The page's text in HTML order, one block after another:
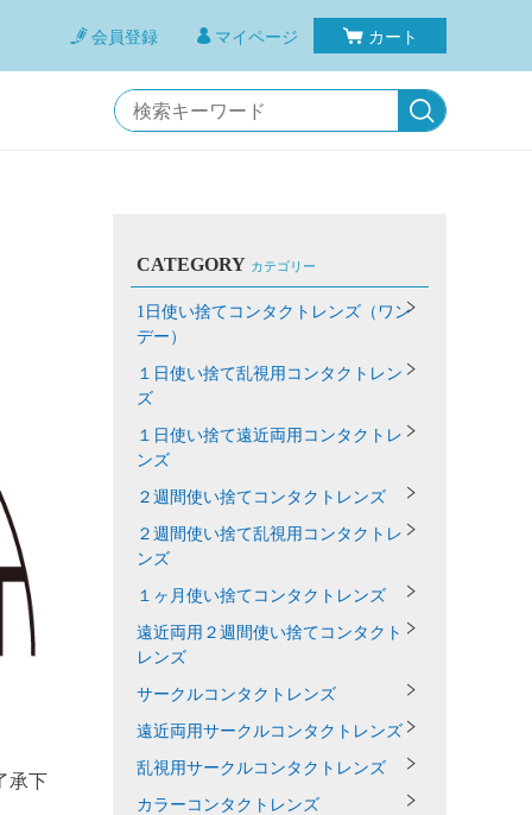
会員登録 マイページ カート
承下
CATEGORY カテゴリー
1日使い捨てコンタクトレンズ（ワン
デー）
１日使い捨て乱視用コンタクトレン
ズ
１日使い捨て遠近両用コンタクトレ
ンズ
２週間使い捨てコンタクトレンズ
２週間使い捨て乱視用コンタクトレ
ンズ
１ヶ月使い捨てコンタクトレンズ
遠近両用２週間使い捨てコンタクト
レンズ
サークルコンタクトレンズ
遠近両用サークルコンタクトレンズ
乱視用サークルコンタクトレンズ
カラーコンタクトレンズ